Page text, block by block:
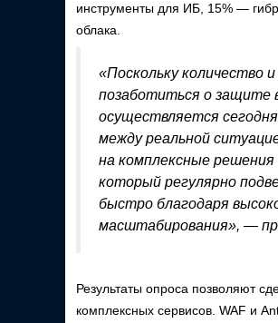
инструменты для ИБ, 15% —
облака.
«Поскольку количество
позаботиться о защите
осуществляется
между реальной
на комплексные
который регулярно
быстро благодаря
масштабирования», —
Результаты опроса позволяют
комплексных сервисов. WAF и